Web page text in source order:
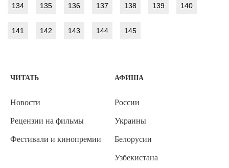
134 135 136 137 138 139 140
141 142 143 144 145
ЧИТАТЬ
Новости
Рецензии на фильмы
Фестивали и кинопремии
АФИША
России
Украины
Белорусии
Узбекистана